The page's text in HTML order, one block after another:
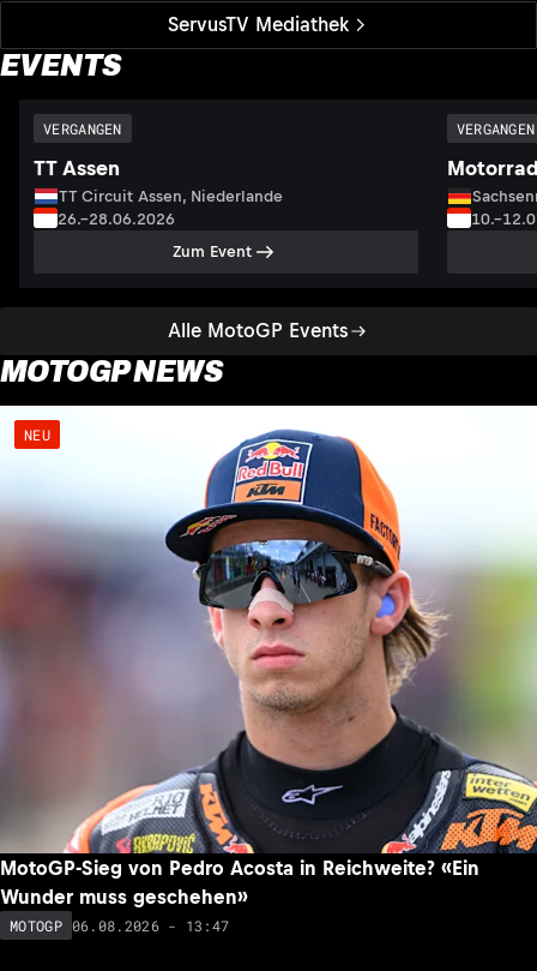
ServusTV Mediathek
EVENTS
Alle MotoGP Events
VERGANGEN
TT Assen
TT Circuit Assen, Niederlande
26.–28.06.2026
Zum Event
VERGANGEN
MOTOGP NEWS
NEU
MotoGP-Sieg von Pedro Acosta in Reichweite? «Ein
Wunder muss geschehen»
MOTOGP 06.08.2026 - 13:47